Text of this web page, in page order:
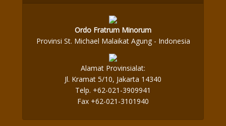
Ordo Fratrum Minorum
Provinsi St. Michael Malaikat Agung - Indonesia
Alamat Provinsialat:
Jl. Kramat 5/10, Jakarta 14340
Telp. +62-021-3909941
Fax +62-021-3101940